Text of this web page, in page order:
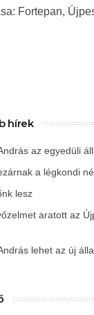
Fortepan,
hírek
az egyedüli
a légkondi
lesz
aratott az
lehet az új